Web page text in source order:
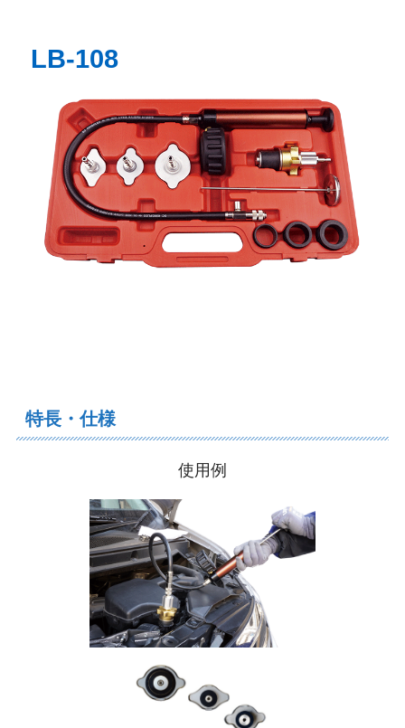
LB-108
特長・仕様
使用例